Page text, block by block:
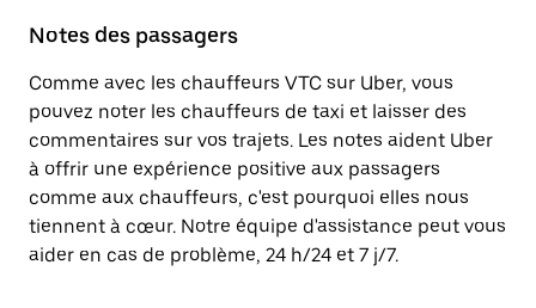
Notes des passagers
Comme avec les chauffeurs VTC sur Uber, vous
pouvez noter les chauffeurs de taxi et laisser des
commentaires sur vos trajets. Les notes aident Uber
à offrir une expérience positive aux passagers
comme aux chauffeurs, c'est pourquoi elles nous
tiennent à cœur. Notre équipe d'assistance peut vous
aider en cas de problème, 24 h/24 et 7 j/7.